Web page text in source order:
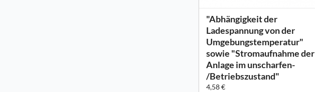
"Abhängigkeit der
Ladespannung von der
Umgebungstemperatur"
sowie "Stromaufnahme der
Anlage im unscharfen-
/Betriebszustand"
4,58 €